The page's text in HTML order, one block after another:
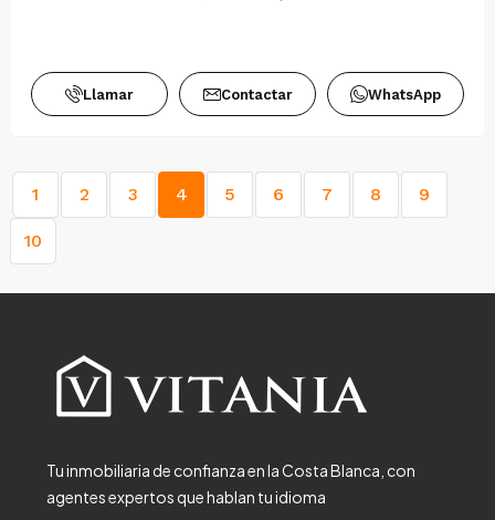
Llamar Contactar WhatsApp
1 2 3 4 5 6 7 8 9
10
Tu inmobiliaria de confianza en la Costa Blanca, con
agentes expertos que hablan tu idioma